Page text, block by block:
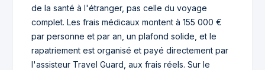
de la santé à l'étranger, pas celle du voyage
complet. Les frais médicaux montent à 155 000 €
par personne et par an, un plafond solide, et le
rapatriement est organisé et payé directement par
l'assisteur Travel Guard, aux frais réels. Sur le